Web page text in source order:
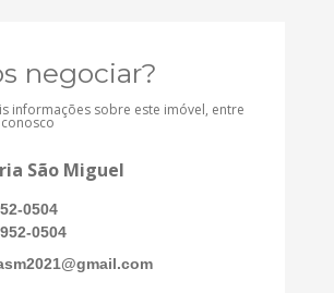
negociar?
informações sobre este imóvel, entre
São Miguel
0504
0504